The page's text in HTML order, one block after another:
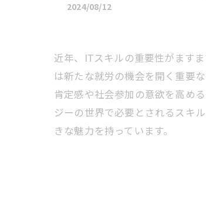
2024/08/12
近年、ITスキルの重要性がます
は新たな就労の機会を開く重要
肯定感や社会参加の意欲を高め
ジーの世界で必要とされるスキ
きな魅力を持っています。